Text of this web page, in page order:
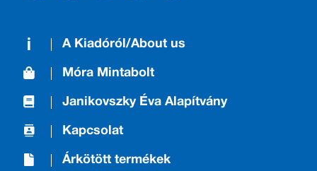
A Kiadóról/About us
Móra Mintabolt
Janikovszky Éva Alapítvány
Kapcsolat
Árkötött termékek